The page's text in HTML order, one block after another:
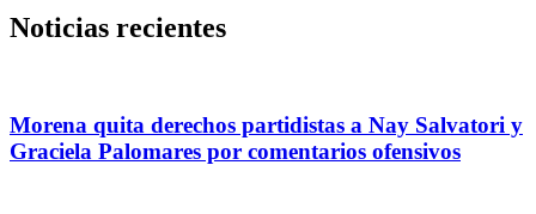
Noticias recientes
Morena quita derechos partidistas a Nay Salvatori y
Graciela Palomares por comentarios ofensivos